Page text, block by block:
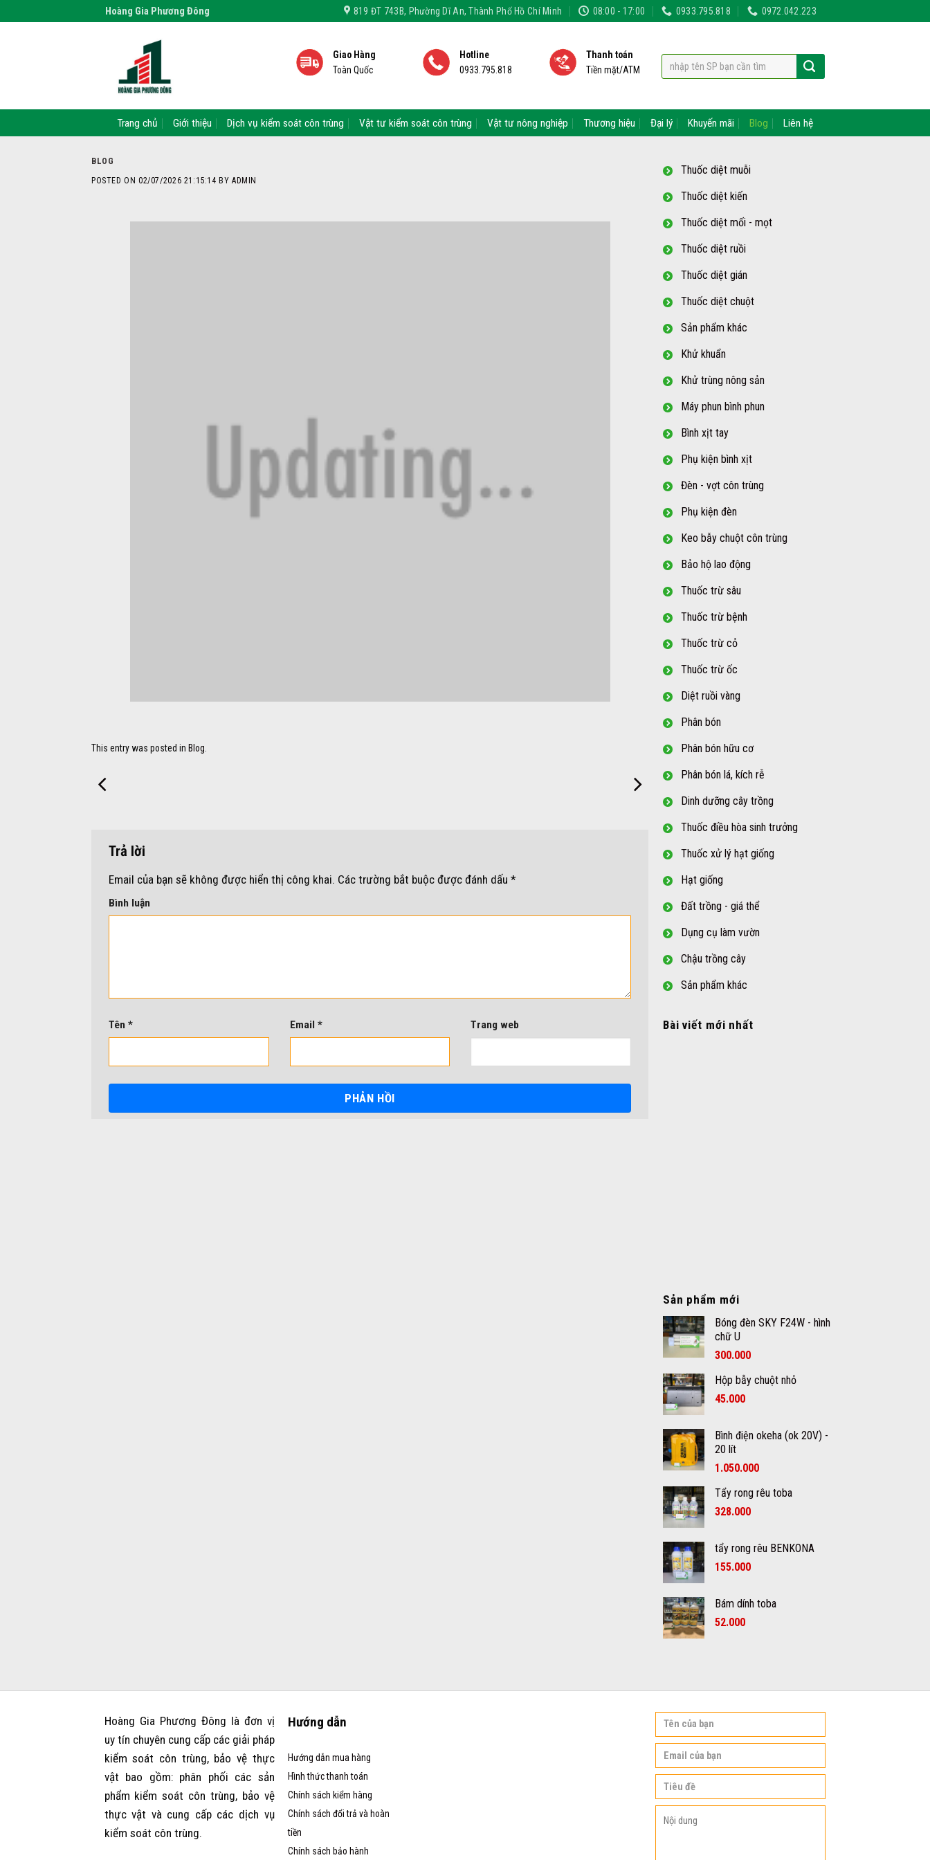
Hoàng Gia Phương Đông 819 ĐT 743B, Phường Dĩ An, Thành Phố Hồ Chí Minh 08:00 - 17:00 0933.795.818 0972.042.223
Giao Hàng
Toàn Quốc
Hotline
0933.795.818
Thanh toán
Tiền mặt/ATM
Trang chủ Giới thiệu Dịch vụ kiểm soát côn trùng Vật tư kiểm soát côn trùng Vật tư nông nghiệp Thương hiệu Đại lý Khuyến mãi Blog Liên hệ
BLOG
POSTED ON02/07/2026 21:15:14BY ADMIN
This entry was posted in Blog
Trả lời
Email của bạn sẽ không được hiển thị công khai. Các trường bắt buộc được đánh dấu *
Bình luận
Tên * Email * Trang web
Thuốc diệt muỗi
Thuốc diệt kiến
Thuốc diệt mối - mọt
Thuốc diệt ruồi
Thuốc diệt gián
Thuốc diệt chuột
Sản phẩm khác
Khử khuẩn
Khử trùng nông sản
Máy phun bình phun
Bình xịt tay
Phụ kiện bình xịt
Đèn - vợt côn trùng
Phụ kiện đèn
Keo bẫy chuột côn trùng
Bảo hộ lao động
Thuốc trừ sâu
Thuốc trừ bệnh
Thuốc trừ cỏ
Thuốc trừ ốc
Diệt ruồi vàng
Phân bón
Phân bón hữu cơ
Phân bón lá, kích rễ
Dinh dưỡng cây trồng
Thuốc điều hòa sinh trưởng
Thuốc xử lý hạt giống
Hạt giống
Đất trồng - giá thể
Dụng cụ làm vườn
Chậu trồng cây
Sản phẩm khác
Bài viết mới nhất
Sản phẩm mới
Bóng đèn SKY F24W - hình
chữ U
300.000
Hộp bẫy chuột nhỏ
45.000
Bình điện okeha (ok 20V) -
20 lít
1.050.000
Tẩy rong rêu toba
328.000
tẩy rong rêu BENKONA
155.000
Bám dính toba
52.000
Hoàng Gia Phương Đông là đơn vị
uy tín chuyên cung cấp các giải pháp
kiểm soát côn trùng, bảo vệ thực
vật bao gồm: phân phối các sản
phẩm kiểm soát côn trùng, bảo vệ
thực vật và cung cấp các dịch vụ
kiểm soát côn trùng.
Hướng dẫn
Hướng dẫn mua hàng
Hình thức thanh toán
Chính sách kiểm hàng
Chính sách đổi trả và hoàn
tiền
Chính sách bảo hành